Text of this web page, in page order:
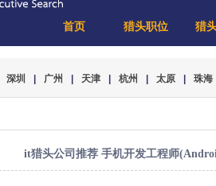
首页 猎头职位 猎
深圳 广州 天津 杭州 太原 珠海
it猎头公司推荐 手机开发工程师